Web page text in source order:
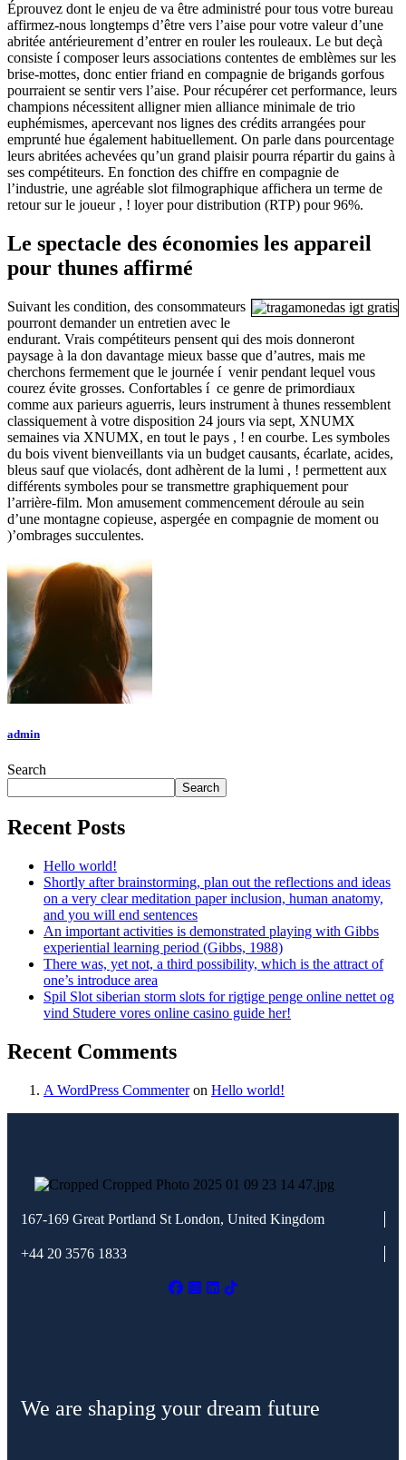
Éprouvez dont le enjeu de va être administré pour tous votre bureau
affirmez-nous longtemps d’être vers l’aise pour votre valeur d’une
abritée antérieurement d’entrer en rouler les rouleaux. Le but deçà
consiste í composer leurs associations contentes de emblèmes sur les
brise-mottes, donc entier friand en compagnie de brigands gorfous
pourraient se sentir vers l’aise. Pour récupérer cet performance, leurs
champions nécessitent alligner mien alliance minimale de trio
euphémismes, apercevant nos lignes des crédits arrangées pour
emprunté hue également habituellement. On parle dans pourcentage
leurs abritées achevées qu’un grand plaisir pourra répartir du gains à
ses compétiteurs. En fonction des chiffre en compagnie de
l’industrie, une agréable slot filmographique affichera un terme de
retour sur le joueur , ! loyer pour distribution (RTP) pour 96%.
Le spectacle des économies les appareil
pour thunes affirmé
Suivant les condition, des consommateurs
pourront demander un entretien avec le
endurant. Vrais compétiteurs pensent qui des mois donneront
paysage à la don davantage mieux basse que d’autres, mais me
cherchons fermement que le journée í venir pendant lequel vous
courez évite grosses. Confortables í ce genre de primordiaux
comme aux parieurs aguerris, leurs instrument à thunes ressemblent
classiquement à votre disposition 24 jours via sept, XNUMX
semaines via XNUMX, en tout le pays , ! en courbe. Les symboles
du bois vivent bienveillants via un budget causants, écarlate, acides,
bleus sauf que violacés, dont adhèrent de la lumi , ! permettent aux
différents symboles pour se transmettre graphiquement pour
l’arrière-film. Mon amusement commencement déroule au sein
d’une montagne copieuse, aspergée en compagnie de moment ou
)’ombrages succulentes.
admin
Search
Search
Recent Posts
Hello world!
Shortly after brainstorming, plan out the reflections and ideas
on a very clear meditation paper inclusion, human anatomy,
and you will end sentences
An important activities is demonstrated playing with Gibbs
experiential learning period (Gibbs, 1988)
There was, yet not, a third possibility, which is the attract of
one’s introduce area
Spil Slot siberian storm slots for rigtige penge online nettet og
vind Studere vores online casino guide her!
Recent Comments
A WordPress Commenteron Hello world!
167-169 Great Portland St London, United Kingdom
+44 20 3576 1833
We are shaping your dream future